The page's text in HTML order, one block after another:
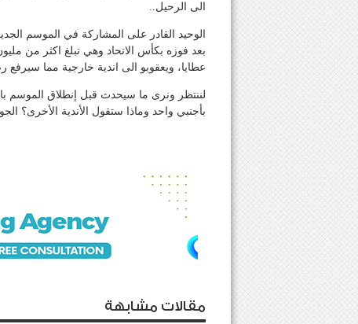
الى الرحيل..
الوحيد القادر على المشاركة في الموسم
بعد فوزه بكأس الاتحاد وهي تبلغ اكثر من
عطايا، ويعقوبو الى اندية خارجية مما
لننتظر ونرى ما سيحدث قبل إنطلاق الموسم
بأجنبي واحد وماذا ستقول الأندية الأخرى؟
مقالات مشابهة